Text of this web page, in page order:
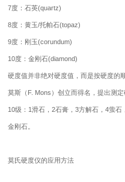
7度：石英(quartz)
8度：黄玉/托帕石(topaz)
9度：刚玉(corundum)
10度：金刚石(diamond)
硬度值并非绝对硬度值，而是按硬度的
莫斯（F. Mons）创立而得名，提出测
10级：1滑石，2石膏，3方解石，4萤
金刚石。
莫氏硬度仪的应用方法